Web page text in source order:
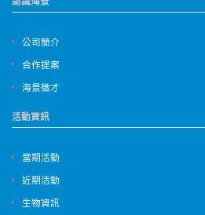
公司簡介
合作提案
海景徵才
活動資訊
當期活動
近期活動
生物資訊